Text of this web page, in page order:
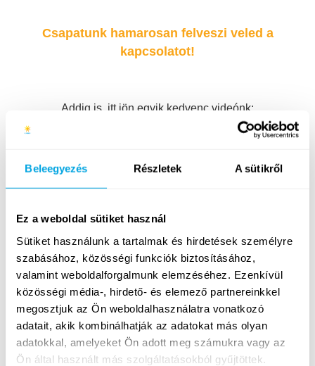
Beleegyezés Részletek A sütikről
Ez a weboldal sütiket használ
Sütiket használunk a tartalmak és hirdetések személyre
szabásához, közösségi funkciók biztosításához,
valamint weboldalforgalmunk elemzéséhez. Ezenkívül
közösségi média-, hirdető- és elemező partnereinkkel
megosztjuk az Ön weboldalhasználatra vonatkozó
adatait, akik kombinálhatják az adatokat más olyan
adatokkal, amelyeket Ön adott meg számukra vagy az
Ön által használt más szolgáltatásokból gyűjtöttek.
Csapatunk hamarosan felveszi veled a
kapcsolatot!
Addig is, itt jön egyik kedvenc videónk: